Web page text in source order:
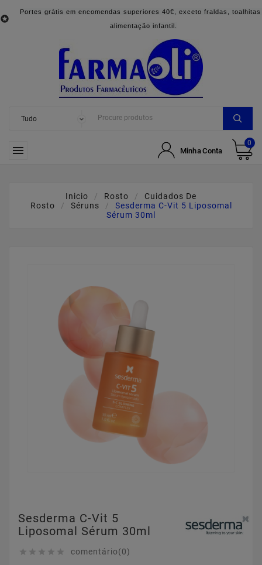

Portes grátis em encomendas superiores 40€, exceto fraldas, toalhitas
alimentação infantil.
 Minha Conta
0
Inicio Rosto
Cuidados De
Rosto
Séruns
Sesderma C-Vit 5 Liposomal
Sérum 30ml
Sesderma C-Vit 5
Liposomal Sérum 30ml
     comentário(0)